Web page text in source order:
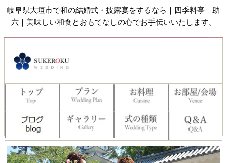
岐阜県大垣市で和の結婚式・披露宴をするなら｜四季料亭 助
六｜美味しい和食とおもてなしの心でお手伝いいたします。